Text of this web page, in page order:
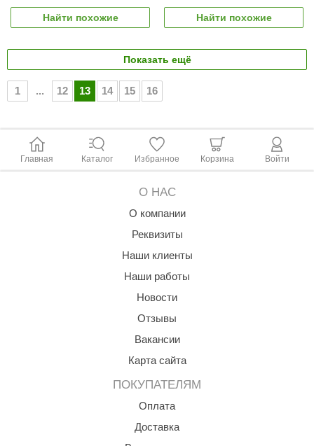
Найти похожие Найти похожие
Показать ещё
1 ... 12 13 14 15 16
Главная Каталог Избранное Корзина Войти
О НАС
О компании
Реквизиты
Наши клиенты
Наши работы
Новости
Отзывы
Вакансии
Карта сайта
ПОКУПАТЕЛЯМ
Оплата
Доставка